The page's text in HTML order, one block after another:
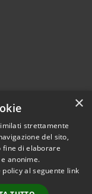
© 2026 • Città di
Maggiore •
byMunicipium •
redazione
×
strettamente
del sito,
fine di elaborare
anonime.
al seguente link